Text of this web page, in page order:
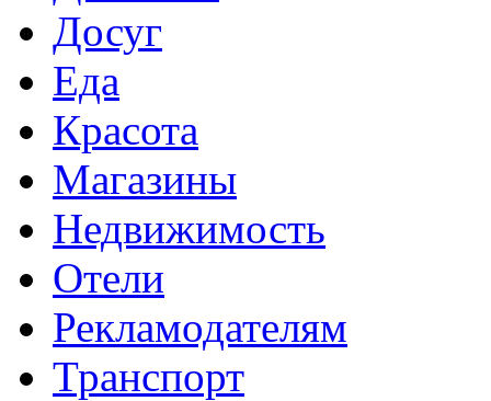
Досуг
Еда
Красота
Магазины
Недвижимость
Отели
Рекламодателям
Транспорт